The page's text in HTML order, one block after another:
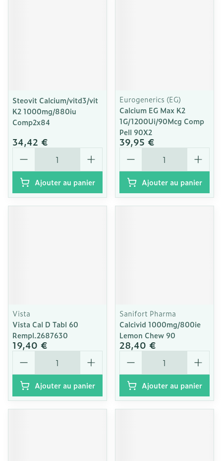
Steovit Calcium/vitd3/vit
K2 1000mg/880iu
Comp2x84
34,42 €
Quantité
Ajouter au panier
Eurogenerics (EG)
Calcium EG Max K2
1G/1200Ui/90Mcg Comp
Pell 90X2
39,95 €
Quantité
Ajouter au panier
Vista
Vista Cal D Tabl 60
Rempl.2687630
19,40 €
Quantité
Ajouter au panier
Sanifort Pharma
Calcivid 1000mg/800ie
Lemon Chew 90
28,40 €
Quantité
Ajouter au panier